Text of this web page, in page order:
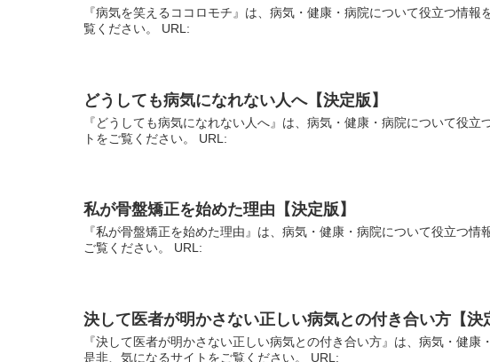
『病気を笑えるココロモチ』は、病気・健康・病院について役立つ情
覧ください。 URL:
どうしても病気になれない人へ【決定版】
『どうしても病気になれない人へ』は、病気・健康・病院について役
トをご覧ください。 URL:
私が骨盤矯正を始めた理由【決定版】
『私が骨盤矯正を始めた理由』は、病気・健康・病院について役立つ
ご覧ください。 URL:
決して医者が明かさない正しい病気との付き合い方【決
『決して医者が明かさない正しい病気との付き合い方』は、病気・健康
是非、気になるサイトをご覧ください。 URL: